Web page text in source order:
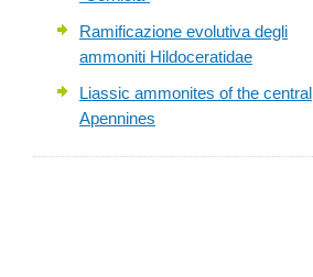
Ramificazione evolutiva degli
ammoniti Hildoceratidae
Liassic ammonites of the central
Apennines